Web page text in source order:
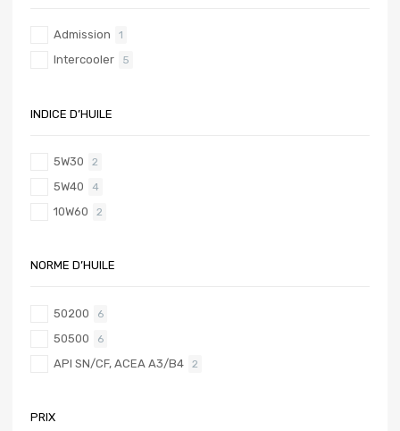
Admission 1
Intercooler 5
INDICE D’HUILE
5W30 2
5W40 4
10W60 2
NORME D’HUILE
50200 6
50500 6
API SN/CF, ACEA A3/B4 2
PRIX